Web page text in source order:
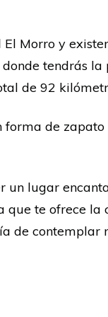
Morro y
tendrás
de 92
de
un lugar
te ofrece la
de contemplar